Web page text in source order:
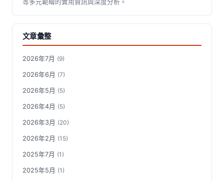
等多元範疇的實用資訊與深度分析。
文章彙整
2026年7月 (9)
2026年6月 (7)
2026年5月 (5)
2026年4月 (5)
2026年3月 (20)
2026年2月 (15)
2025年7月 (1)
2025年5月 (1)